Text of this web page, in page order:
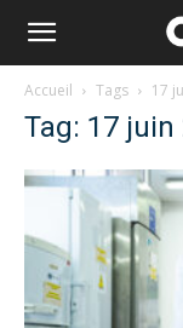
Accueil Tags 17
Tag: 17 juin